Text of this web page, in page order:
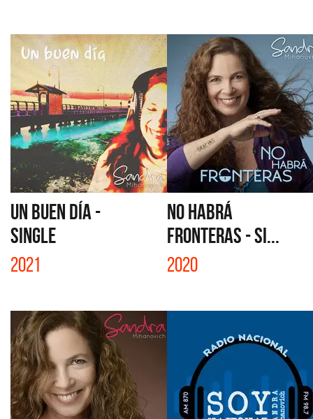
UN BUEN DÍA -
SINGLE
2021
NO HABRÁ
FRONTERAS - SI...
2020